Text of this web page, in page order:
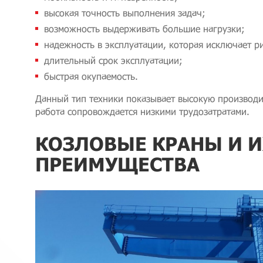
высокая точность выполнения задач;
возможность выдерживать большие нагрузки;
надежность в эксплуатации, которая исключает
длительный срок эксплуатации;
быстрая окупаемость.
Данный тип техники показывает высокую
работа сопровождается низкими трудозатратами.
КОЗЛОВЫЕ КРАНЫ И
ПРЕИМУЩЕСТВА